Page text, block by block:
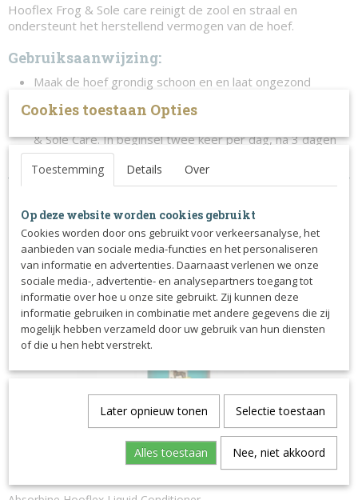
Hooflex Frog & Sole care reinigt de zool en straal en
ondersteunt het herstellend vermogen van de hoef.
Gebruiksaanwijzing:
Maak de hoef grondig schoon en en laat ongezond
weefsel door een hoefsmid verwijderen.
Smeer de stralen / te behandelen gebieden in met Frog
& Sole Care. In beginsel twee keer per dag, na 3 dagen
1x per dag tot de hoef hersteld is.
Ook interessant
Cookies toestaan Opties
Toestemming Details Over
Op deze website worden cookies gebruikt
Cookies worden door ons gebruikt voor verkeersanalyse, het
aanbieden van sociale media-functies en het personaliseren
van informatie en advertenties. Daarnaast verlenen we onze
sociale media-, advertentie- en analysepartners toegang tot
informatie over hoe u onze site gebruikt. Zij kunnen deze
informatie gebruiken in combinatie met andere gegevens die zij
mogelijk hebben verzameld door uw gebruik van hun diensten
of die u hen hebt verstrekt.
Later opnieuw tonen Selectie toestaan
Alles toestaan Nee, niet akkoord